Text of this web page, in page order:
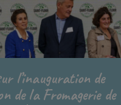
l’inauguration de
de la Fromagerie de